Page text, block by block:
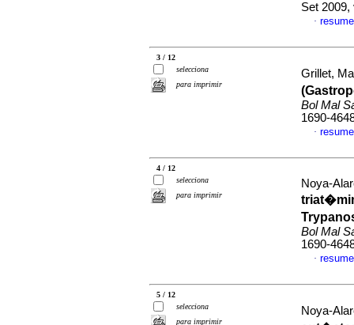
Set 2009,
·
3 / 12
selecciona
para imprimir
Grillet,
Bol Mal
1690-
·
4 / 12
selecciona
para imprimir
Noya-
Bol Mal
1690-
·
5 / 12
selecciona
para imprimir
Noya-